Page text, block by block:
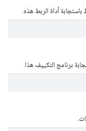
أداة الربط هذه.
برنامج التكييف هذا.